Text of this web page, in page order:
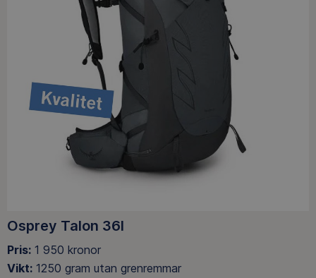
Osprey Talon 36l
Pris: 1 950 kronor
Vikt: 1250 gram utan grenremmar